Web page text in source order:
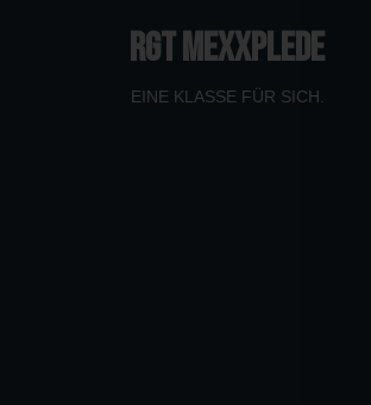
RGT MEXXPLEDE
EINE KLASSE FÜR SICH.